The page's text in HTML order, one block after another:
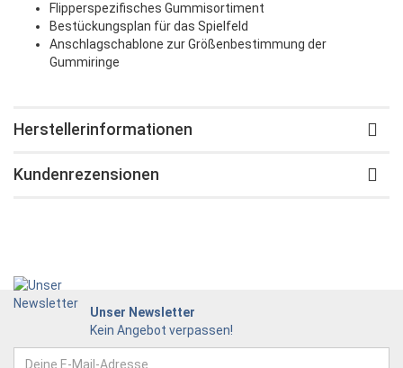
Flipperspezifisches Gummisortiment
Bestückungsplan für das Spielfeld
Anschlagschablone zur Größenbestimmung der
Gummiringe
Herstellerinformationen
Kundenrezensionen
Unser Newsletter
Kein Angebot verpassen!